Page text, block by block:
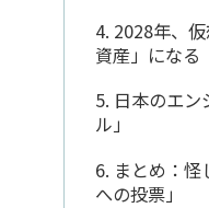
4. 2028年、
資産」になる
5. 日本のエ
ル」
6. まとめ：
への投票」